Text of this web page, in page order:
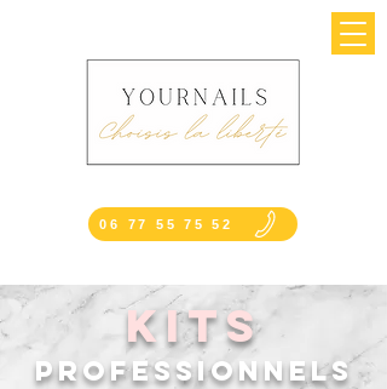
06 77 55 75 52
KITS
professionnels